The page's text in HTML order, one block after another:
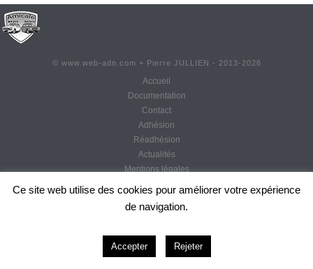
© www.web-adn.com + Pierre JULLIEN - 2013- 2026
Accueil
Documentation
Contact
Adhésion
Réadhésion
Actualités
Mentions légales
Ce site web utilise des cookies pour améliorer votre expérience
de navigation.
Accepter Rejeter